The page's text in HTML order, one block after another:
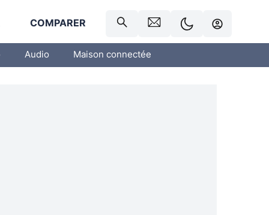
COMPARER
Audio Maison connectée